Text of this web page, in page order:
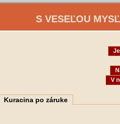
S VESEĽOU
Kuracina po záruke
V